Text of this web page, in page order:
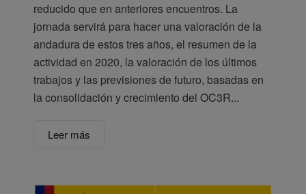
reducido que en anteriores encuentros. La
jornada servirá para hacer una valoración de la
andadura de estos tres años, el resumen de la
actividad en 2020, la valoración de los últimos
trabajos y las previsiones de futuro, basadas en
la consolidación y crecimiento del OC3R...
Leer más